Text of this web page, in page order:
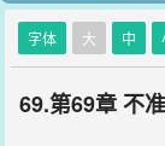
字体 大 中
69.第69章 不